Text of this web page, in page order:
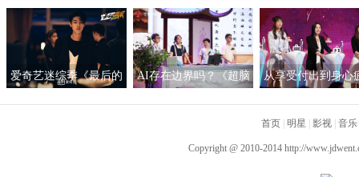
人 成都导演执导《笑有
新生》
12季专访导演贾玲 鲁
豫：贾玲没有变 只是做
回全部的自己
访王潮歌：我希望
是一个严肃的艺
爱奇艺迷综季《最后的
AI存在边界吗？《超脑
从享受付出到身心
间不必过度承担
首页 明星 影视 音乐
Copyright @ 2010-2014 http://